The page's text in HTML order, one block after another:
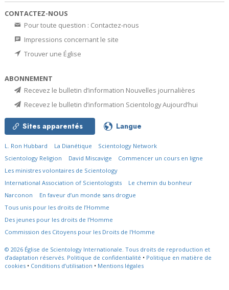
CONTACTEZ-NOUS
Pour toute question : Contactez-nous
Impressions concernant le site
Trouver une Église
ABONNEMENT
Recevez le bulletin d’information Nouvelles journalières
Recevez le bulletin d’information Scientology Aujourd’hui
Sites apparentés Langue
L. Ron Hubbard La Dianétique
Scientology Network
Scientology Religion
David Miscavige
Commencer un cours en ligne
Les ministres volontaires de Scientology
International Association of Scientologists
Le chemin du bonheur
Narconon
En faveur d’un monde sans drogue
Tous unis pour les droits de l’Homme
Des jeunes pour les droits de l’Homme
Commission des Citoyens pour les Droits de l’Homme
© 2026 Église de Scientology Internationale. Tous droits de reproduction et
d’adaptation réservés. Politique de confidentialité • Politique en matière de
cookies • Conditions d’utilisation • Mentions légales